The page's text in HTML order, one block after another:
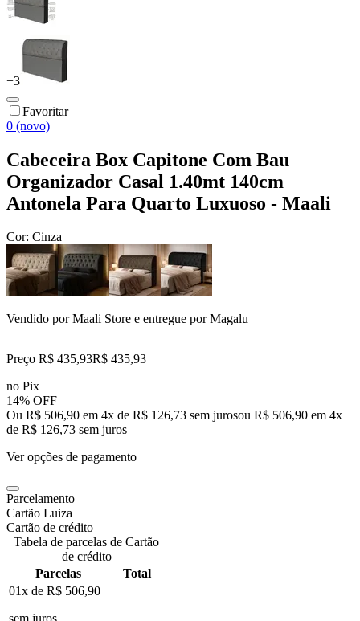
+3
Favoritar
0 (novo)
Cabeceira Box Capitone Com Bau
Organizador Casal 1.40mt 140cm
Antonela Para Quarto Luxuoso - Maali
Cor: Cinza
Vendido porMaali Store e entregue por Magalu
Preço R$ 435,93R$ 435,93
no Pix
14% OFF
Ou R$ 506,90 em 4x de R$ 126,73 sem jurosou R$ 506,90 em 4x
de R$ 126,73 sem juros
Ver opções de pagamento
Parcelamento
Cartão Luiza
Cartão de crédito
Tabela de parcelas de Cartão
de crédito
Parcelas
Total
01x de R$ 506,90